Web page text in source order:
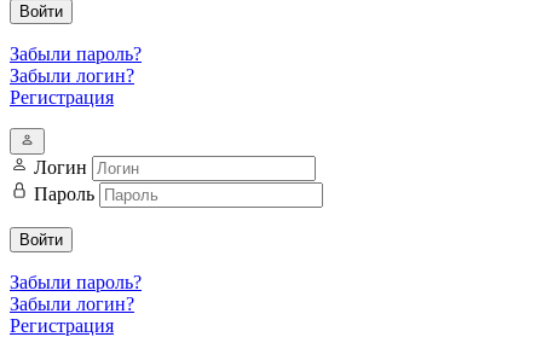
Войти
Забыли пароль?
Забыли логин?
Регистрация
Логин
Пароль
Войти
Забыли пароль?
Забыли логин?
Регистрация